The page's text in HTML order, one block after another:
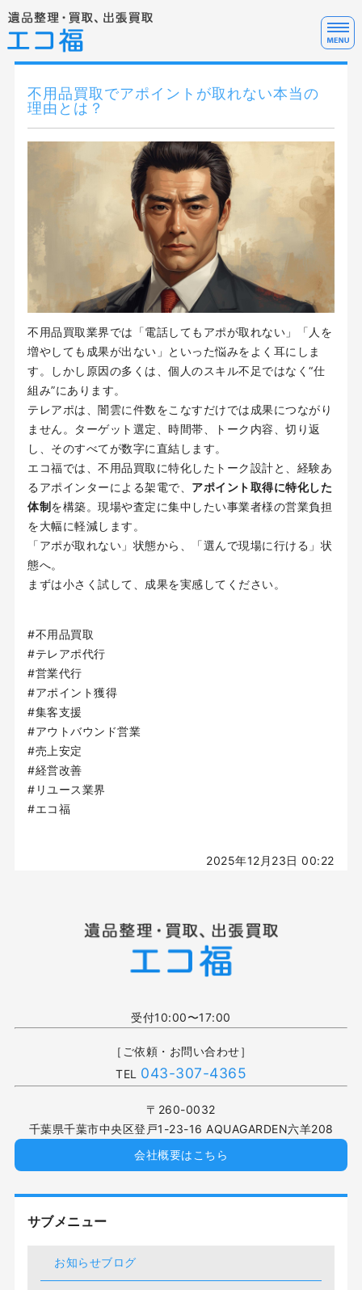
サービス料金
テレアポ代行について
お問い合わせ
不用品買取でアポイントが取れない本当の
理由とは？
不用品買取業界では「電話してもアポが取れない」「人を
増やしても成果が出ない」といった悩みをよく耳にしま
す。しかし原因の多くは、個人のスキル不足ではなく“仕
組み”にあります。
テレアポは、闇雲に件数をこなすだけでは成果につながり
ません。ターゲット選定、時間帯、トーク内容、切り返
し、そのすべてが数字に直結します。
エコ福では、不用品買取に特化したトーク設計と、経験あ
るアポインターによる架電で、 アポイント取得に特化した
体制を構築。現場や査定に集中したい事業者様の営業負担
を大幅に軽減します。
「アポが取れない」状態から、「選んで現場に行ける」状
態へ。
まずは小さく試して、成果を実感してください。
#不用品買取
#テレアポ代行
#営業代行
#アポイント獲得
#集客支援
#アウトバウンド営業
#売上安定
#経営改善
#リユース業界
#エコ福
2025年12月23日 00:22
受付10:00〜17:00
［ご依頼・お問い合わせ］
TEL 043-307-4365
〒260-0032
千葉県千葉市中央区登戸1-23-16 AQUAGARDEN六羊208
会社概要はこちら
サブメニュー
お知らせブログ